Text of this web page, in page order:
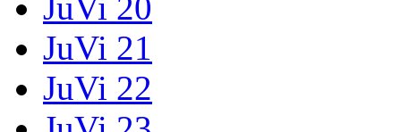
JuVi 21
JuVi 22